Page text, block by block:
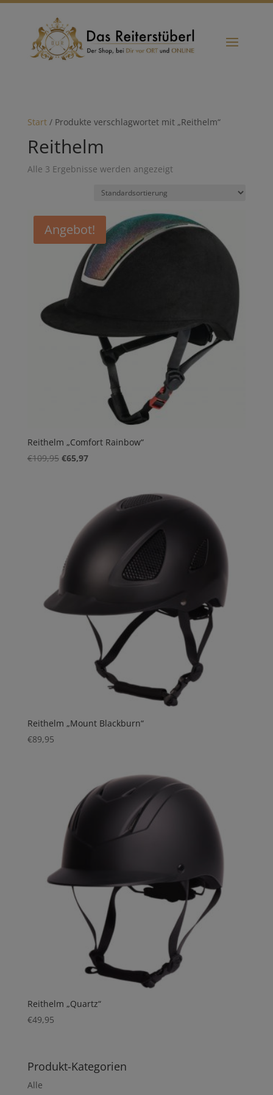
Start/ Produkte verschlagwortet mit „Reithelm“
Reithelm
Alle 3 Ergebnisse werden angezeigt
Angebot!
Reithelm „Comfort Rainbow“
€109,95 Ursprünglicher
€65,97Aktueller
€65,97.
Reithelm „Mount Blackburn“
€89,95
Reithelm „Quartz“
€49,95
Produkt-Kategorien
Alle